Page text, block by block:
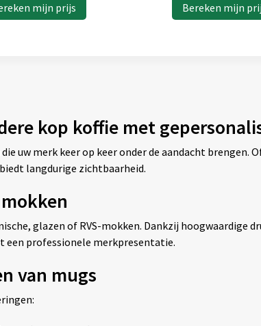
mijn prijs Bereken mijn
kop koffie met
uw merk keer op keer onder de aandacht
langdurige zichtbaarheid.
glazen of RVS-mokken. Dankzij
een professionele merkpresentatie.
van mugs